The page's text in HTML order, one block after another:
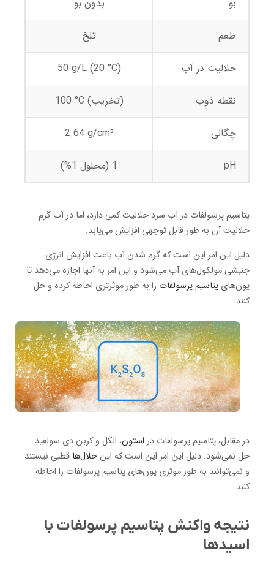
بو بدون بو
طعم تلخ
حلالیت در آب 50 g/L (20 °C)
نقطه ذوب 100 °C (تخریب)
چگالی 2.64 g/cm³
pH 1 (محلول 1%)
پتاسیم پرسولفات در آب سرد حلالیت کمی دارد، اما در آب گرم
حلالیت آن به طور قابل توجهی افزایش می‌یابد.
دلیل این امر این است که گرم شدن آب باعث افزایش انرژی
جنبشی مولکول‌های آب می‌شود و این امر به آنها اجازه می‌دهد تا
یون‌های پتاسیم پرسولفات را به طور موثرتری احاطه کرده و حل
کنند.
در مقابل، پتاسیم پرسولفات در استون، الکل و کربن دی سولفید
حل نمی‌شود. دلیل این امر این است که اینحلال‌ها قطبی نیستند
و نمی‌توانند به طور موثری یون‌های پتاسیم پرسولفات را احاطه
کنند.
نتیجه واکنش پتاسیم پرسولفات با
اسیدها